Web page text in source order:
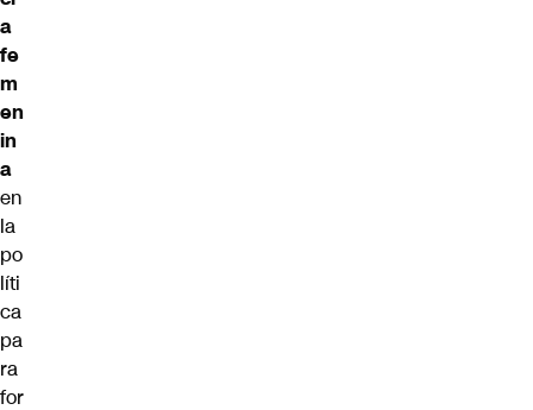
a
fe
m
en
in
a
en
la
po
líti
ca
pa
ra
for